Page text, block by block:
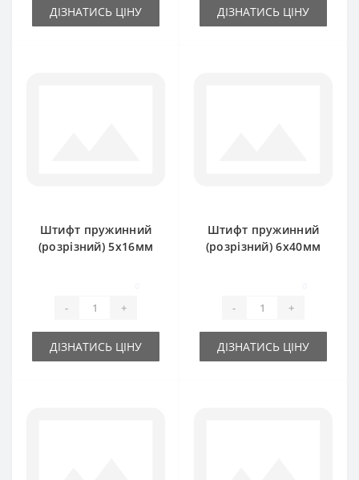
ДІЗНАТИСЬ ЦІНУ ДІЗНАТИСЬ ЦІНУ
Штифт пружинний
(розрізний) 5х16мм
- +
ДІЗНАТИСЬ ЦІНУ
Штифт пружинний
(розрізний) 6х40мм
- +
ДІЗНАТИСЬ ЦІНУ